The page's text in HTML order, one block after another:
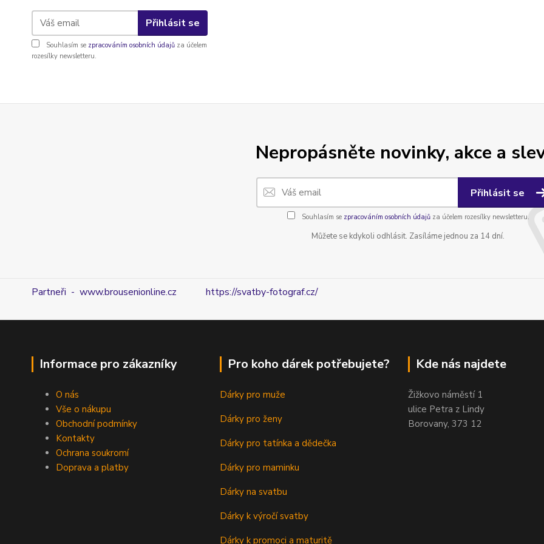
Přihlásit se
Souhlasím se zpracováním osobních údajů za účelem
rozesílky newsletteru.
Nepropásněte novinky, akce a
Přihlásit se
Souhlasím se zpracováním osobních údajůza účelem rozesílky newsletteru.
Můžete se kdykoli odhlásit. Zasíláme jednou za 14 dní.
Partneři - www.brousenionline.cz https://svatby-fotograf.cz/
Informace pro zákazníky
O nás
Vše o nákupu
Obchodní podmínky
Kontakty
Ochrana soukromí
Doprava a platby
Pro koho dárek potřebujete?
Dárky pro muže
Dárky pro ženy
Dárky pro tatínka a dědečka
Dárky pro maminku
Dárky na svatbu
Dárky k výročí svatby
Dárky k promoci a maturitě
Kde nás najdete
Žižkovo náměstí 1
ulice Petra z Lindy
Borovany, 373 12